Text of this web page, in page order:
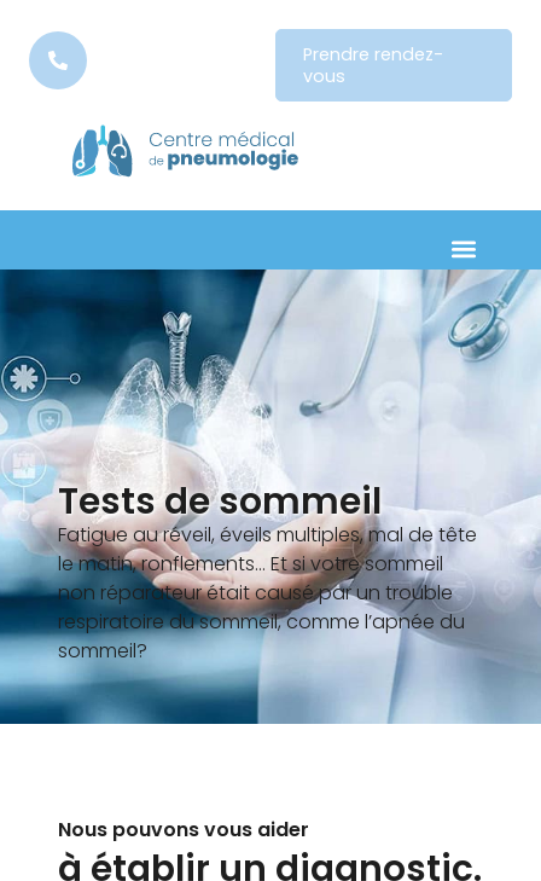
Prendre rendez-
vous
Tests de sommeil
Fatigue au réveil, éveils multiples, mal de tête
le matin, ronflements… Et si votre sommeil
non réparateur était causé par un trouble
respiratoire du sommeil, comme l’apnée du
sommeil?
Nous pouvons vous aider
à établir un diagnostic.